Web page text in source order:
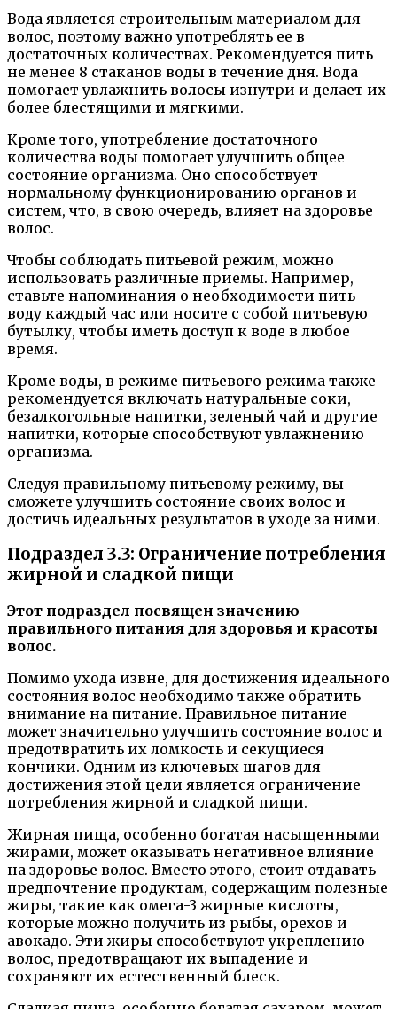
Вода является строительным материалом для
волос, поэтому важно употреблять ее в
достаточных количествах. Рекомендуется пить
не менее 8 стаканов воды в течение дня. Вода
помогает увлажнить волосы изнутри и делает их
более блестящими и мягкими.
Кроме того, употребление достаточного
количества воды помогает улучшить общее
состояние организма. Оно способствует
нормальному функционированию органов и
систем, что, в свою очередь, влияет на здоровье
волос.
Чтобы соблюдать питьевой режим, можно
использовать различные приемы. Например,
ставьте напоминания о необходимости пить
воду каждый час или носите с собой питьевую
бутылку, чтобы иметь доступ к воде в любое
время.
Кроме воды, в режиме питьевого режима также
рекомендуется включать натуральные соки,
безалкогольные напитки, зеленый чай и другие
напитки, которые способствуют увлажнению
организма.
Следуя правильному питьевому режиму, вы
сможете улучшить состояние своих волос и
достичь идеальных результатов в уходе за ними.
Подраздел 3.3: Ограничение потребления
жирной и сладкой пищи
Этот подраздел посвящен значению
правильного питания для здоровья и красоты
волос.
Помимо ухода извне, для достижения идеального
состояния волос необходимо также обратить
внимание на питание. Правильное питание
может значительно улучшить состояние волос и
предотвратить их ломкость и секущиеся
кончики. Одним из ключевых шагов для
достижения этой цели является ограничение
потребления жирной и сладкой пищи.
Жирная пища, особенно богатая насыщенными
жирами, может оказывать негативное влияние
на здоровье волос. Вместо этого, стоит отдавать
предпочтение продуктам, содержащим полезные
жиры, такие как омега-3 жирные кислоты,
которые можно получить из рыбы, орехов и
авокадо. Эти жиры способствуют укреплению
волос, предотвращают их выпадение и
сохраняют их естественный блеск.